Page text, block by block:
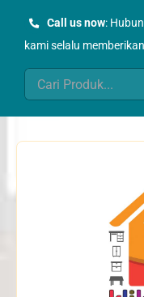
Call us now:
kami selalu
Search
for: